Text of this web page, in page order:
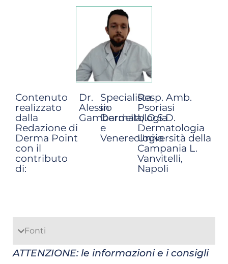
Contenuto
realizzato
dalla
Redazione di
Derma Point
con il
contributo
di:
Dr.
Alessio
Gambardella,
Specialista
in
Dermatologia
e
Venereologia
Resp. Amb.
Psoriasi
U.O.S.D.
Dermatologia
Università della
Campania L.
Vanvitelli,
Napoli
Fonti
ATTENZIONE: le informazioni e i consigli